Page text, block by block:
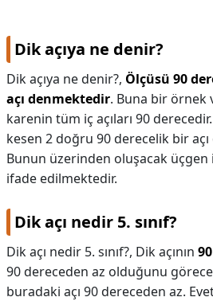
ALANLARI
HAMİLELİK
KAPLICALAR
İLETİŞİM
Dik açıya ne denir?
Dik açıya ne denir?, Ölçüsü 90
açı denmektedir. Buna bir örnek
karenin tüm iç açıları 90
kesen 2 doğru 90 derecelik bir
Bunun üzerinden oluşacak
ifade edilmektedir.
Dik açı nedir 5. sınıf?
Dik açı nedir 5. sınıf?, Dik açının
90 dereceden az olduğunu
buradaki açı 90 dereceden az.